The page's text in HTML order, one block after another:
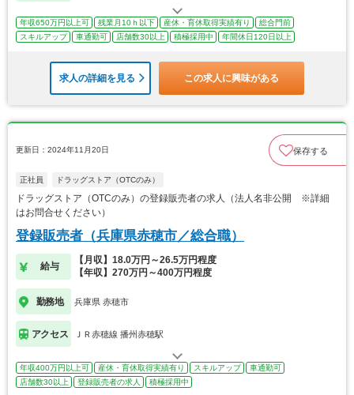
年収650万円以上可 残業月10ｈ以下 産休・育休取得実績有り
総合門前
スキルアップ
車通勤可 店舗数30以上 積極採用中 年間休日120日以上
求人の詳細を見る この求人に興味がある
更新日：2024年11月20日 保存する
正社員 ドラッグストア（OTCのみ）
ドラッグストア（OTCのみ）の登録販売者の求人（法人名非公開 ※詳細
はお問合せください）
登録販売者（兵庫県赤穂市／総合職）
給与
【月収】18.0万円～26.5万円程度
【年収】270万円～400万円程度
勤務地 兵庫県 赤穂市
アクセス ＪＲ赤穂線 播州赤穂駅
年収400万円以上可 産休・育休取得実績有り スキルアップ
車通勤可
店舗数30以上
登録販売者の求人 積極採用中